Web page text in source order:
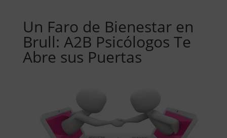
Un Faro de Bienestar en
Brull: A2B Psicólogos Te
Abre sus Puertas